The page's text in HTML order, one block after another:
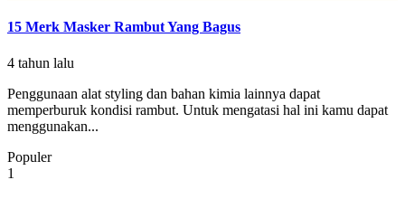
15 Merk Masker Rambut Yang Bagus
4 tahun lalu
Penggunaan alat styling dan bahan kimia lainnya dapat
memperburuk kondisi rambut. Untuk mengatasi hal ini kamu dapat
menggunakan...
Populer
1